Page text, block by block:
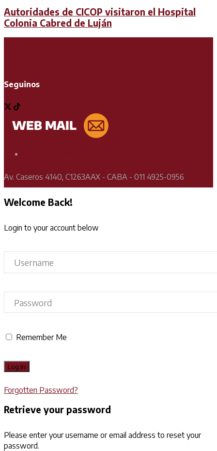
Autoridades de CICOP visitaron el Hospital
Colonia Cabred de Luján
Seguinos
Av. Caseros 4140, C1263AAX - CABA - 011 4925-0956
Welcome Back!
Login to your account below
Remember Me
Forgotten Password?
Retrieve your password
Please enter your username or email address to reset your
password.